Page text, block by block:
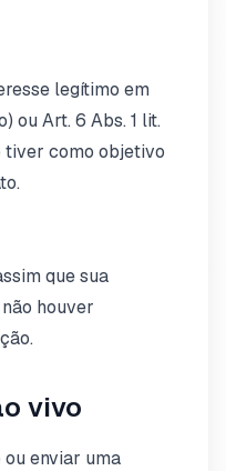
legítimo em
ou Art. 6 Abs. 1 lit.
tiver como objetivo
que sua
houver
vivo
enviar uma